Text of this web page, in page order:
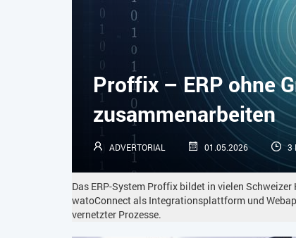
Proffix – ERP ohne
zusammenarbeiten
ADVERTORIAL 01.05.2026 3
Das ERP-System Proffix bildet in vielen
watoConnect als Integrationsplattform und
vernetzter Prozesse.